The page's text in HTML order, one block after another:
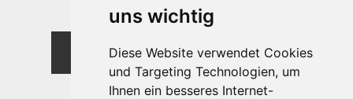
uns wichtig
Diese Website verwendet Cookies
und Targeting Technologien, um
Ihnen ein besseres Internet-
SÜDTIROL
+39 347 250 8294